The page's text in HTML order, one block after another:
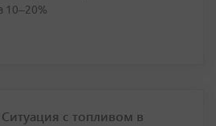
10–20%
Ситуация с топливом в